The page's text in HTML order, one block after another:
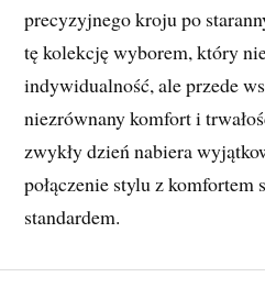
precyzyjnego kroju po
tę kolekcję wyborem, który
indywidualność, ale przede
niezrównany komfort i
zwykły dzień nabiera
połączenie stylu z komfortem
standardem.